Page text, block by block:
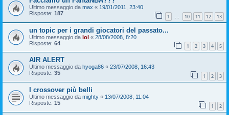
Ultimo messaggio da max « 19/01/2011, 23:40
Risposte: 187 1 … 10 11 12 13
un topic per i grandi giocatori del passato...
Ultimo messaggio da lol « 28/08/2008, 8:20
Risposte: 64 1 2 3 4 5
AIR ALERT
Ultimo messaggio da hyoga86 « 23/07/2008, 16:43
Risposte: 35 1 2 3
I crossover più belli
Ultimo messaggio da mighty « 13/07/2008, 11:04
Risposte: 15 1 2